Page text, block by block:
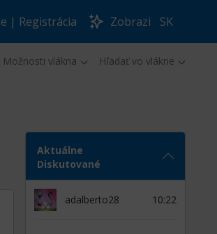
| Registrácia Zobrazi SK
Možnosti vlákna Hľadať vo vlákne
Aktuálne
Diskutované
adalberto28 10:22